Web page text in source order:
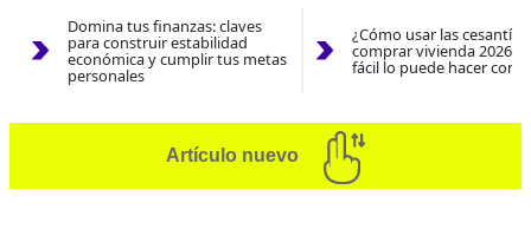
Domina tus finanzas: claves
para construir estabilidad
económica y cumplir tus metas
personales
¿Cómo usar las
comprar vivienda 2026?
fácil lo puede hacer con
Artículo nuevo